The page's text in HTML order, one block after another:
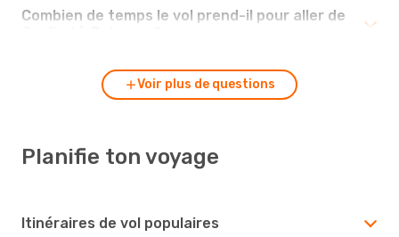
Combien de temps le vol prend-il pour aller de
Voir plus de questions
Planifie ton voyage
Itinéraires de vol populaires